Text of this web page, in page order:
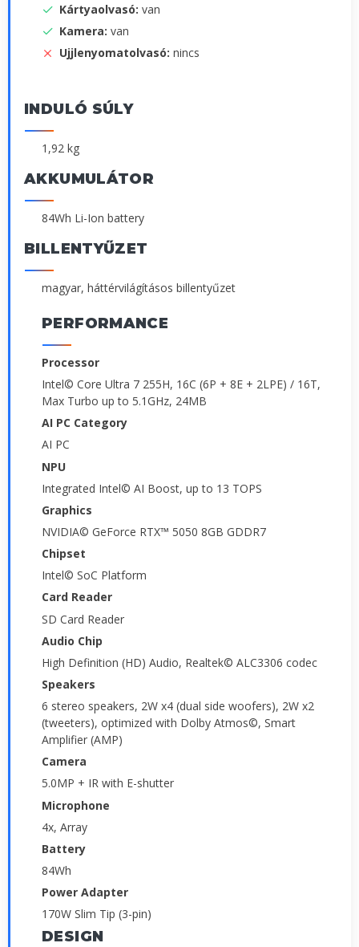
Kártyaolvasó: van
Kamera: van
Ujjlenyomatolvasó: nincs
INDULÓ SÚLY
1,92 kg
AKKUMULÁTOR
84Wh Li-Ion battery
BILLENTYŰZET
magyar, háttérvilágításos billentyűzet
PERFORMANCE
Processor
Intel© Core Ultra 7 255H, 16C (6P + 8E + 2LPE) / 16T,
Max Turbo up to 5.1GHz, 24MB
AI PC Category
AI PC
NPU
Integrated Intel© AI Boost, up to 13 TOPS
Graphics
NVIDIA© GeForce RTX™ 5050 8GB GDDR7
Chipset
Intel© SoC Platform
Card Reader
SD Card Reader
Audio Chip
High Definition (HD) Audio, Realtek© ALC3306 codec
Speakers
6 stereo speakers, 2W x4 (dual side woofers), 2W x2
(tweeters), optimized with Dolby Atmos©, Smart
Amplifier (AMP)
Camera
5.0MP + IR with E-shutter
Microphone
4x, Array
Battery
84Wh
Power Adapter
170W Slim Tip (3-pin)
DESIGN